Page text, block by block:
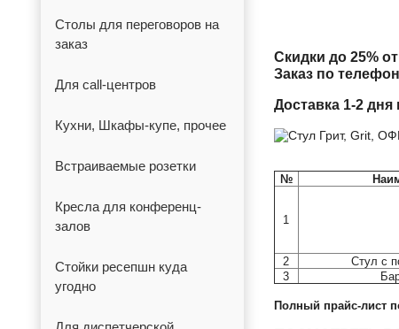
Столы для переговоров на
заказ
Для call-центров
Кухни, Шкафы-купе, прочее
Встраиваемые розетки
Кресла для конференц-
залов
Стойки ресепшн куда
угодно
Скидки до 25%
Заказ по
Доставка 1-2
№
1
2 Стул с
3
Полный прайс-лист